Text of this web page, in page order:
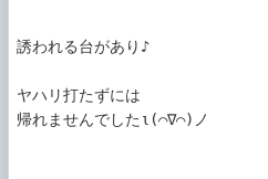
誘われる台があり♪
ヤハリ打たずには
帰れませんでしたι(⌒∇⌒)ノ